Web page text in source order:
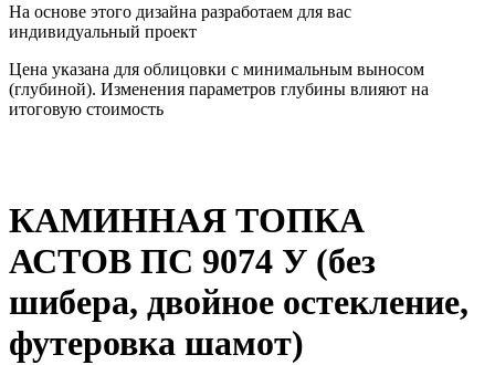
На основе этого дизайна разработаем для вас
индивидуальный проект
Цена указана для облицовки с минимальным выносом
(глубиной). Изменения параметров глубины влияют на
итоговую стоимость
КАМИННАЯ ТОПКА
АСТОВ ПС 9074 У (без
шибера, двойное остекление,
футеровка шамот)